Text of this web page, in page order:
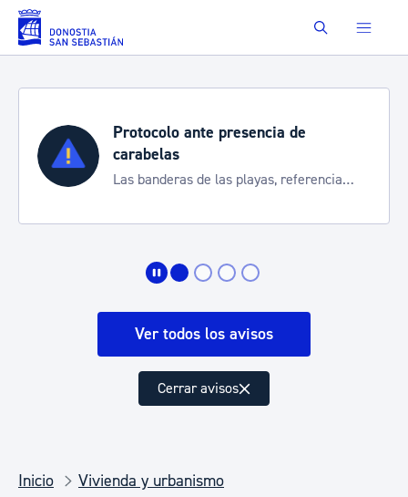
Saltar al contenido principal Buscar
Protocolo ante presencia de
carabelas
Las banderas de las playas, referencia
Ver todos los avisos
Cerrar avisos
Inicio
Vivienda y urbanismo